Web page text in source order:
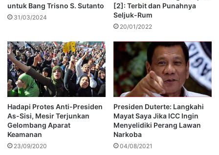
untuk Bang Trisno S. Sutanto
31/03/2024
[2]: Terbit dan Punahnya
Seljuk-Rum
20/01/2022
Hadapi Protes Anti-Presiden
As-Sisi, Mesir Terjunkan
Gelombang Aparat
Keamanan
23/09/2020
Presiden Duterte: Langkahi
Mayat Saya Jika ICC Ingin
Menyelidiki Perang Lawan
Narkoba
04/08/2021